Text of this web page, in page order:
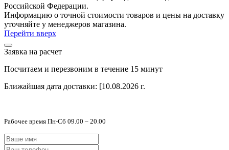
Российской Федерации.
Информацию о точной стоимости товаров и цены на доставку
уточняйте у менеджеров магазина.
Перейти вверх
Заявка на расчет
Посчитаем и перезвоним в течение 15 минут
Ближайшая дата доставки: [10.08.2026 г.
Рабочее время Пн-Сб 09.00 – 20.00